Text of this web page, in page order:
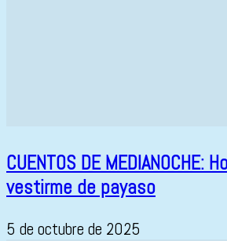
CUENTOS DE MEDIANOCHE:
vestirme de payaso
5 de octubre de 2025